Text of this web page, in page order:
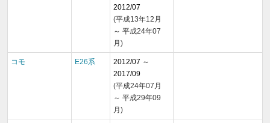
2012/07
(平成13年12月
～ 平成24年07
月)
コモ E26系
2012/07 ～
2017/09
(平成24年07月
～ 平成29年09
月)